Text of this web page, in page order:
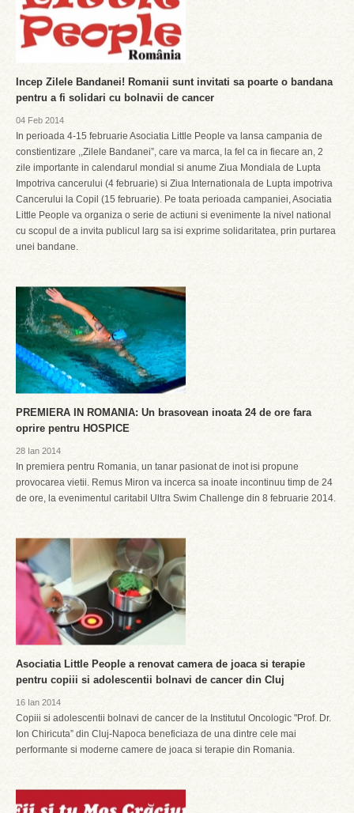
Incep Zilele Bandanei! Romanii sunt invitati sa poarte o bandana
pentru a fi solidari cu bolnavii de cancer
04 Feb 2014
In perioada 4-15 februarie Asociatia Little People va lansa campania de
constientizare ,,Zilele Bandanei”, care va marca, la fel ca in fiecare an, 2
zile importante in calendarul mondial si anume Ziua Mondiala de Lupta
Impotriva cancerului (4 februarie) si Ziua Internationala de Lupta impotriva
Cancerului la Copil (15 februarie). Pe toata perioada campaniei, Asociatia
Little People va organiza o serie de actiuni si evenimente la nivel national
cu scopul de a invita publicul larg sa isi exprime solidaritatea, prin purtarea
unei bandane.
PREMIERA IN ROMANIA: Un brasovean inoata 24 de ore fara
oprire pentru HOSPICE
28 Ian 2014
In premiera pentru Romania, un tanar pasionat de inot isi propune
provocarea vietii. Remus Miron va incerca sa inoate incontinuu timp de 24
de ore, la evenimentul caritabil Ultra Swim Challenge din 8 februarie 2014.
Asociatia Little People a renovat camera de joaca si terapie
pentru copiii si adolescentii bolnavi de cancer din Cluj
16 Ian 2014
Copiii si adolescentii bolnavi de cancer de la Institutul Oncologic "Prof. Dr.
Ion Chiricuta” din Cluj-Napoca beneficiaza de una dintre cele mai
performante si moderne camere de joaca si terapie din Romania.